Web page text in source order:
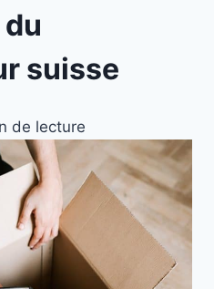
suisse
de lecture